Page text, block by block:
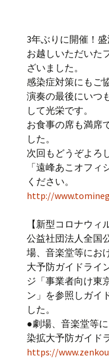
3年ぶりに開催！盛
お越しいただいた
ざいました。
感染症対策にもご
演奏の最後にいつ
して光栄です。
お食事の席も満席
した。
次回もどうぞよろ
「遠峰あこオフ
ください。
http://
【新型コロナウィ
公益社団法人全国
場、音楽堂等にお
大予防ガイドライ
ジ「事業者向け東
ン」を参照しガイ
した。
●劇場、音楽堂等
染拡大予防ガイド
https://